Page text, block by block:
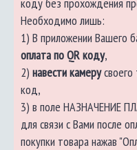
Необходимо лишь:
1) В приложении Вашего
оплата по QR коду,
2) навести камерусвоего
код,
3) в поле НАЗНАЧЕНИЕ
для связи с Вами после
покупки товара нажав